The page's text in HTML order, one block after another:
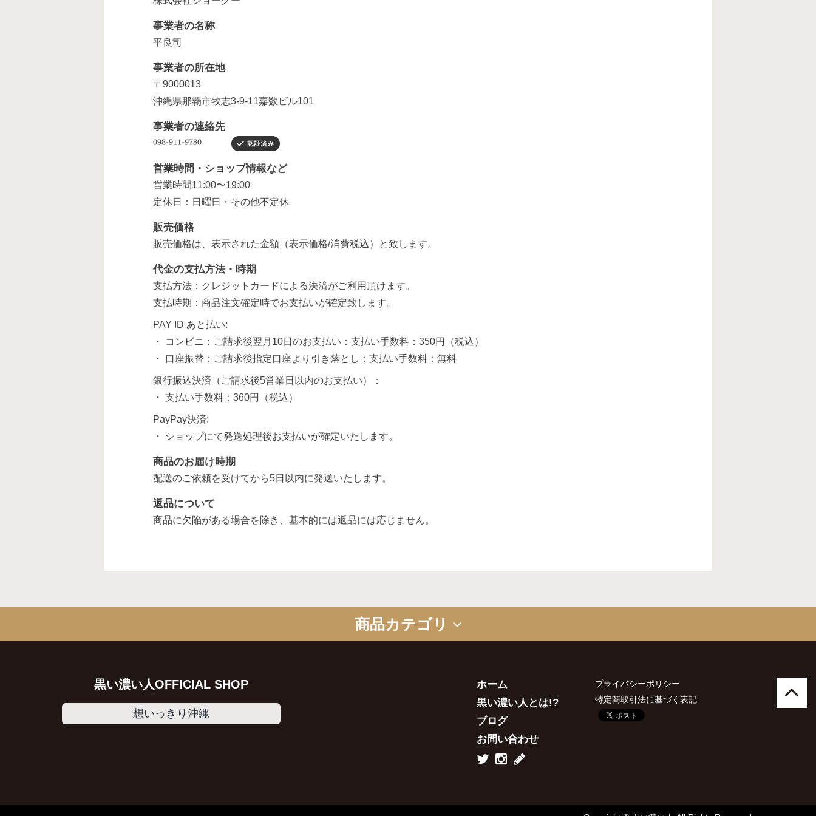
事業者の名称
平良司
事業者の所在地
〒9000013
沖縄県那覇市牧志3-9-11嘉数ビル101
事業者の連絡先
営業時間・ショップ情報など
営業時間11:00〜19:00
定休日：日曜日・その他不定休
販売価格
販売価格は、表示された金額（表示価格/消費税込）と致します。
代金の支払方法・時期
支払方法：クレジットカードによる決済がご利用頂けます。
支払時期：商品注文確定時でお支払いが確定致します。
PAY ID あと払い:
・ コンビニ：ご請求後翌月10日のお支払い：支払い手数料：350円（税込）
・ 口座振替：ご請求後指定口座より引き落とし：支払い手数料：無料
銀行振込決済（ご請求後5営業日以内のお支払い）：
・ 支払い手数料：360円（税込）
PayPay決済:
・ ショップにて発送処理後お支払いが確定いたします。
商品のお届け時期
配送のご依頼を受けてから5日以内に発送いたします。
返品について
商品に欠陥がある場合を除き、基本的には返品には応じません。
商品カテゴリ
グッズ お菓子 食品 アルコール コラボ商品 セット商品 ギフトセット
黒い濃い人OFFICIAL SHOP
想いっきり沖縄
ホーム
黒い濃い人とは!?
ブログ
お問い合わせ
プライバシーポリシー
特定商取引法に基づく表記